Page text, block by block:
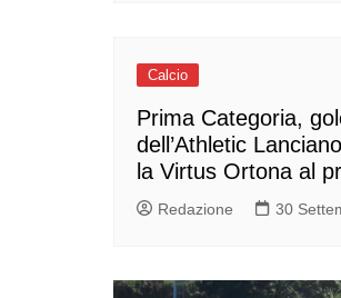
Calcio
Prima Categoria,
dell’Athletic
la Virtus Ortona al
Redazione 30